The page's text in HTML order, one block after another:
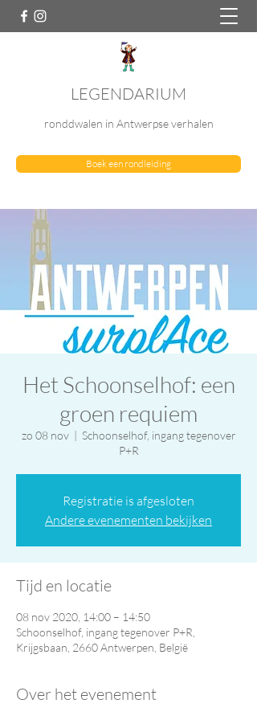
LEGENDARIUM
ronddwalen in Antwerpse verhalen
Boek een rondleiding
Het Schoonselhof: een
groen requiem
zo 08 nov
  |
Schoonselhof, ingang tegenover
P+R
Registratie is afgesloten
Andere evenementen bekijken
Tijd en locatie
08 nov 2020, 14:00 – 14:50
Schoonselhof, ingang tegenover P+R,
Krijgsbaan, 2660 Antwerpen, België
Over het evenement